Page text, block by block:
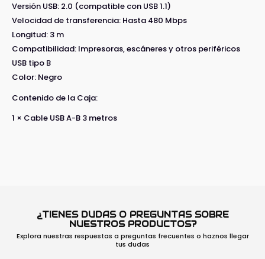
Versión USB: 2.0 (compatible con USB 1.1)
Velocidad de transferencia: Hasta 480 Mbps
Longitud: 3 m
Compatibilidad: Impresoras, escáneres y otros periféricos
USB tipo B
Color: Negro
Contenido de la Caja:
1 × Cable USB A-B 3 metros
¿TIENES DUDAS O PREGUNTAS SOBRE
NUESTROS PRODUCTOS?
Explora nuestras respuestas a preguntas frecuentes o haznos llegar
tus dudas